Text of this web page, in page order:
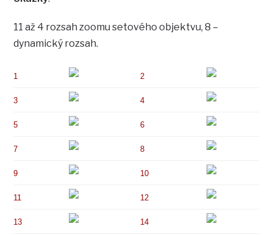
11 až 4 rozsah zoomu setového objektvu, 8 –
dynamický rozsah.
1 2
3 4
5 6
7 8
9 10
11 12
13 14